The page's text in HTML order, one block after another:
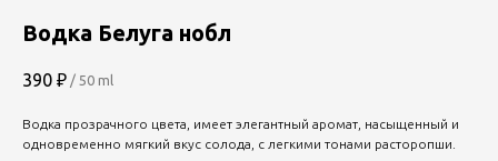
Водка Белуга нобл
390 ₽ / 50 ml
Водка прозрачного цвета, имеет элегантный аромат, насыщенный и
одновременно мягкий вкус солода, с легкими тонами расторопши.